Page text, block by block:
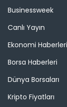
Businessweek
Canlı Yayın
Ekonomi Haberleri
Borsa Haberleri
Dünya Borsaları
Kripto Fiyatları